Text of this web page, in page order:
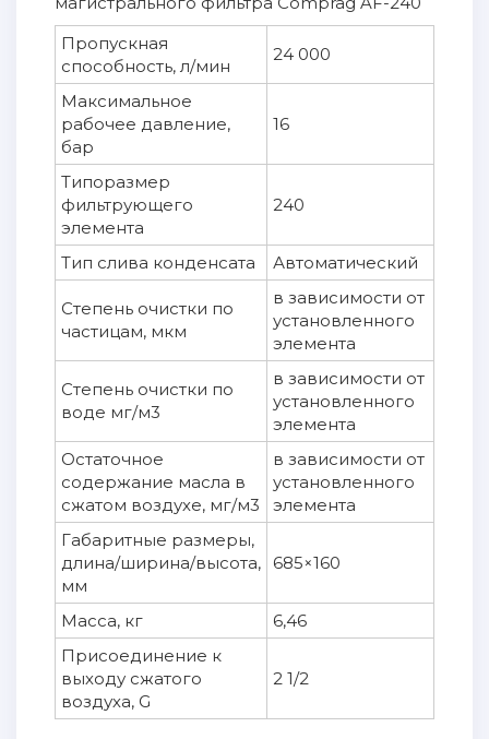
Пропускная
способность, л/мин
24 000
Максимальное
рабочее давление,
бар
16
Типоразмер
фильтрующего
элемента
240
Тип слива конденсата Автоматический
Степень очистки по
частицам, мкм
в зависимости от
установленного
элемента
Степень очистки по
воде мг/м3
в зависимости от
установленного
элемента
Остаточное
содержание масла в
сжатом воздухе, мг/м3
в зависимости от
установленного
элемента
Габаритные размеры,
длина/ширина/высота,
мм
685×160
Масса, кг
6,46
Присоединение к
выходу сжатого
воздуха, G
2 1/2